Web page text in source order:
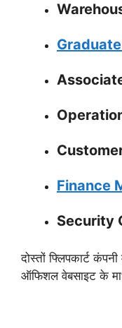
Finance
Security
दोस्तों फ्लिपकार्ट
ऑफिशल वेबसाइट के